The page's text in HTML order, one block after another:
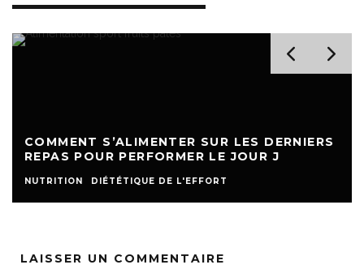
COMMENT S’ALIMENTER SUR LES DERNIERS
REPAS POUR PERFORMER LE JOUR J
NUTRITION DIÉTÉTIQUE DE L'EFFORT
LAISSER UN COMMENTAIRE